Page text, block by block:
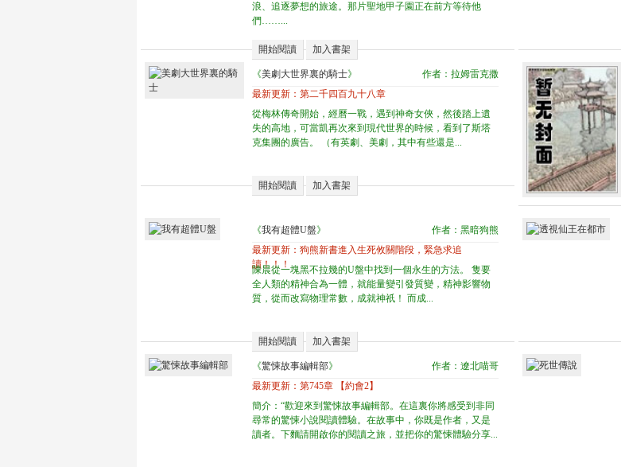
浪、追逐夢想的旅途。那片聖地甲子園正在前方等待他
們……...
開始閱讀 加入書架
《美劇大世界裏的騎士》
作者：拉姆雷克撒
最新更新： 第二千四百九十八章
從梅林傳奇開始，經曆一戰，遇到神奇女俠，然後踏上遺
失的高地，可當凱再次來到現代世界的時候，看到了斯塔
克集團的廣告。 （有英劇、美劇，其中有些還是...
開始閱讀 加入書架
《我有超體U盤》
作者：黑暗狗熊
最新更新： 狗熊新書進入生死攸關階段，緊急求追
讀！！！
陳晨從一塊黑不拉幾的U盤中找到一個永生的方法。 隻要
全人類的精神合為一體，就能量變引發質變，精神影響物
質，從而改寫物理常數，成就神祇！ 而成...
開始閱讀 加入書架
《驚悚故事編輯部》
作者：遼北喵哥
最新更新： 第745章 【約會2】
簡介：“歡迎來到驚悚故事編輯部。在這裏你將感受到非同
尋常的驚悚小說閱讀體驗。在故事中，你既是作者，又是
讀者。下麵請開啟你的閱讀之旅，並把你的驚悚體驗分享...